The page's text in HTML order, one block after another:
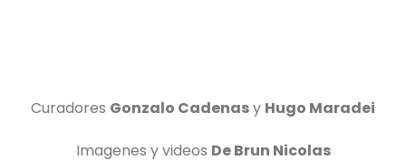
Curadores Gonzalo Cadenasy Hugo Maradei
Imagenes y videos De Brun Nicolas